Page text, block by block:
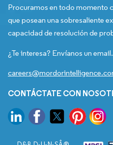
Procuramos en todo momento
que posean una sobresaliente
capacidad de resolución de
¿Te interesa? Envíanos un email.
CONTÁCTATE CON